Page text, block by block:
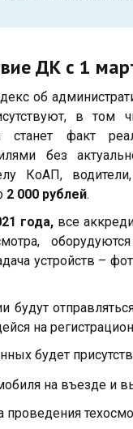
ДК с 1
об
в том
станет факт
без
КоАП,
2 000 рублей.
года,все
устройств –
будут
на
будет
на въезде и
проведения